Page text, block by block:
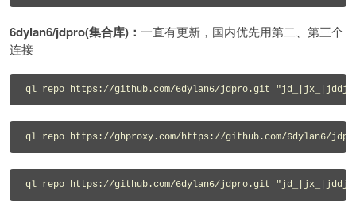
6dylan6/jdpro(集合库)： 一直有更新，国内优先用第二、第三个
连接
ql repo https://github.com/6dylan6/jdpro.git "jd_|jx_|jddj_"
ql repo https://ghproxy.com/https://github.com/6dylan6/
ql repo https://github.com/6dylan6/jdpro.git "jd_|jx_|jddj_"